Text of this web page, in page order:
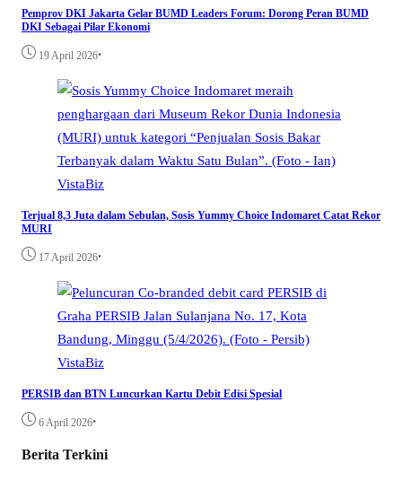
Pemprov DKI Jakarta Gelar BUMD Leaders Forum: Dorong Peran BUMD
DKI Sebagai Pilar Ekonomi
19 April 2026•
VistaBiz
Terjual 8,3 Juta dalam Sebulan, Sosis Yummy Choice Indomaret Catat Rekor
MURI
17 April 2026•
VistaBiz
PERSIB dan BTN Luncurkan Kartu Debit Edisi Spesial
6 April 2026•
Berita Terkini